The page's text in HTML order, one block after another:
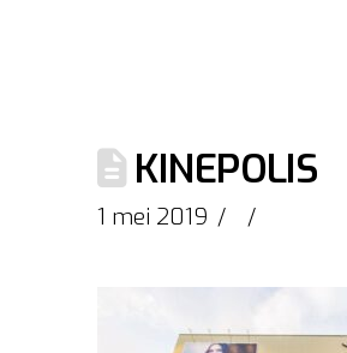
KINEPOLIS
1 mei 2019